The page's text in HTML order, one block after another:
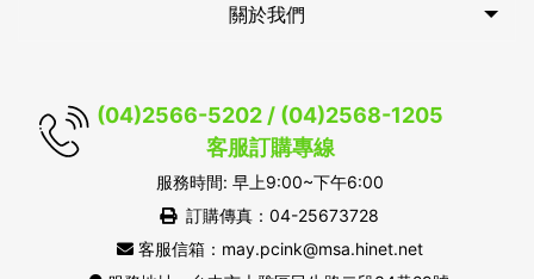
關於我們
(04)2566-5202 / (04)2568-1205
客服訂購專線
服務時間: 早上9:00~下午6:00
訂購傳真：04-25673728
客服信箱：may.pcink@msa.hinet.net